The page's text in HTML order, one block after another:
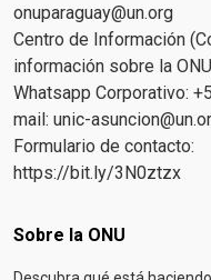
onuparaguay@un.org
Centro de Información
información sobre la
Whatsapp Corporativo:
mail: unic-
Formulario de contacto:
https://bit.ly/3N0ztzx
Footer menu
Sobre la ONU